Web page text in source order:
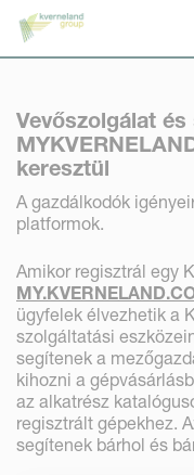
Vevőszolgálat
keresztül
A gazdálkodók
platformok.
Amikor regisztrál egy
ügyfelek élvezhetik a
szolgáltatási
segítenek a
kihozni a
az alkatrész
regisztrált gépekhez.
segítenek bárhol és
Süti preferenciák